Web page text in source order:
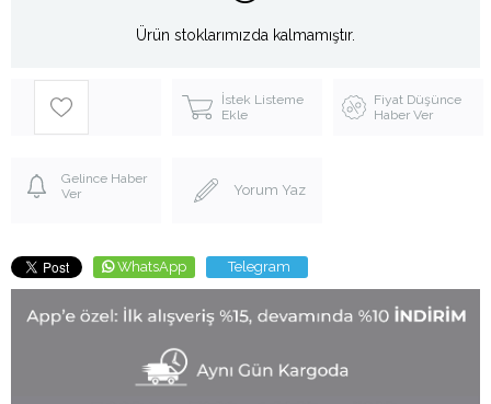
Ürün stoklarımızda kalmamıştır.
İstek Listeme
Ekle
Fiyat Düşünce
Haber Ver
Gelince Haber
Ver
Yorum Yaz
WhatsApp Telegram